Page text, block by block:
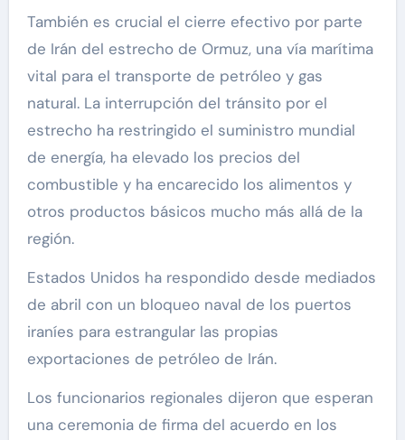
También es crucial el cierre efectivo por parte
de Irán del estrecho de Ormuz, una vía marítima
vital para el transporte de petróleo y gas
natural. La interrupción del tránsito por el
estrecho ha restringido el suministro mundial
de energía, ha elevado los precios del
combustible y ha encarecido los alimentos y
otros productos básicos mucho más allá de la
región.
Estados Unidos ha respondido desde mediados
de abril con un bloqueo naval de los puertos
iraníes para estrangular las propias
exportaciones de petróleo de Irán.
Los funcionarios regionales dijeron que esperan
una ceremonia de firma del acuerdo en los